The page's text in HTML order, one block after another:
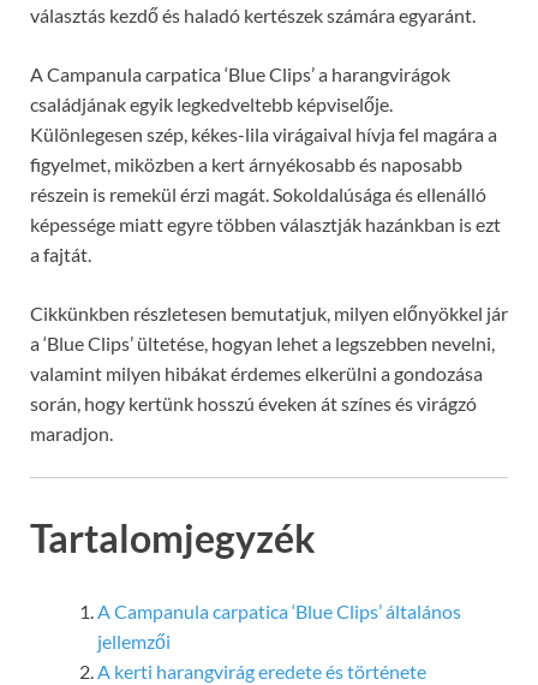
választás kezdő és haladó kertészek számára egyaránt.
A Campanula carpatica ‘Blue Clips’ a harangvirágok
családjának egyik legkedveltebb képviselője.
Különlegesen szép, kékes-lila virágaival hívja fel magára a
figyelmet, miközben a kert árnyékosabb és naposabb
részein is remekül érzi magát. Sokoldalúsága és ellenálló
képessége miatt egyre többen választják hazánkban is ezt
a fajtát.
Cikkünkben részletesen bemutatjuk, milyen előnyökkel jár
a ‘Blue Clips’ ültetése, hogyan lehet a legszebben nevelni,
valamint milyen hibákat érdemes elkerülni a gondozása
során, hogy kertünk hosszú éveken át színes és virágzó
maradjon.
Tartalomjegyzék
A Campanula carpatica ‘Blue Clips’ általános
jellemzői
A kerti harangvirág eredete és története